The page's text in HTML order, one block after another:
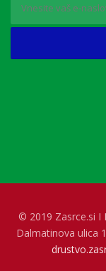
© 2019 Zasrce.si I
Dalmatinova ulica